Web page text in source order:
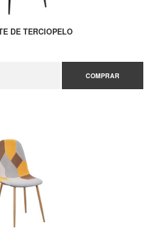
DE TERCIOPELO
COMPRAR